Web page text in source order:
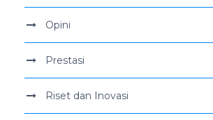
Opini
Prestasi
Riset dan Inovasi